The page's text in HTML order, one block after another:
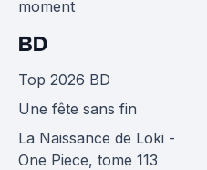
moment
BD
Top 2026 BD
Une fête sans fin
La Naissance de Loki -
One Piece, tome 113